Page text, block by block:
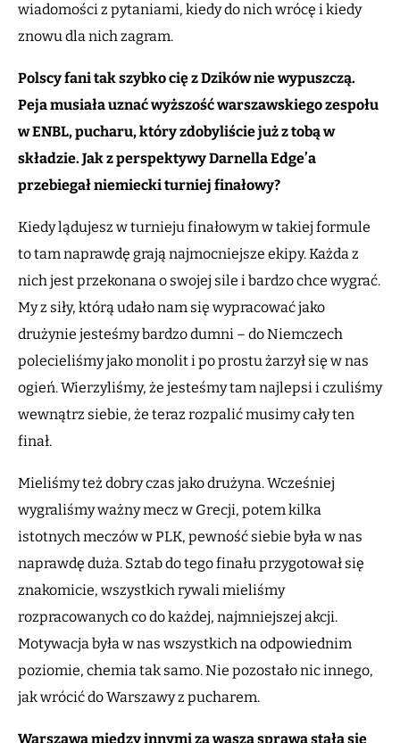
wiadomości z pytaniami, kiedy do nich wrócę i kiedy
znowu dla nich zagram.
Polscy fani tak szybko cię z Dzików nie wypuszczą.
Peja musiała uznać wyższość warszawskiego zespołu
w ENBL, pucharu, który zdobyliście już z tobą w
składzie. Jak z perspektywy Darnella Edge’a
przebiegał niemiecki turniej finałowy?
Kiedy lądujesz w turnieju finałowym w takiej formule
to tam naprawdę grają najmocniejsze ekipy. Każda z
nich jest przekonana o swojej sile i bardzo chce wygrać.
My z siły, którą udało nam się wypracować jako
drużynie jesteśmy bardzo dumni – do Niemczech
polecieliśmy jako monolit i po prostu żarzył się w nas
ogień. Wierzyliśmy, że jesteśmy tam najlepsi i czuliśmy
wewnątrz siebie, że teraz rozpalić musimy cały ten
finał.
Mieliśmy też dobry czas jako drużyna. Wcześniej
wygraliśmy ważny mecz w Grecji, potem kilka
istotnych meczów w PLK, pewność siebie była w nas
naprawdę duża. Sztab do tego finału przygotował się
znakomicie, wszystkich rywali mieliśmy
rozpracowanych co do każdej, najmniejszej akcji.
Motywacja była w nas wszystkich na odpowiednim
poziomie, chemia tak samo. Nie pozostało nic innego,
jak wrócić do Warszawy z pucharem.
Warszawa między innymi za waszą sprawą stała się